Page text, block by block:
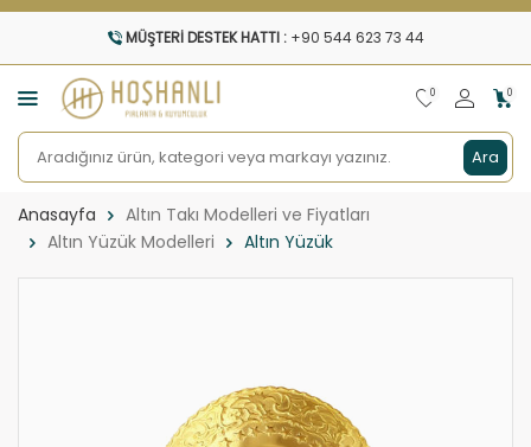
MÜŞTERI DESTEK HATTI : +90 544 623 73 44
Ara
0 0
Anasayfa
Altın Takı Modelleri ve Fiyatları
Altın Yüzük Modelleri
Altın Yüzük